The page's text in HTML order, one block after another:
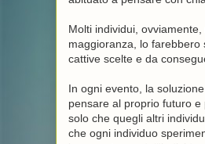
Molti individui,
maggioranza, lo farebbero
cattive scelte e da
In ogni evento, la
pensare al proprio futuro
solo che quegli altri
che ogni individuo